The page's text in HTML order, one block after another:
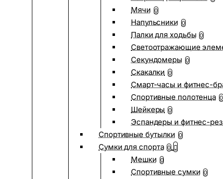
Мячи 0
Напульсники 0
Палки для ходьбы 0
Светоотражающие
Секундомеры 0
Скакалки 0
Смарт-часы и фитнес-
Спортивные полотенца 0
Шейкеры 0
Эспандеры и фитнес-
Спортивные бутылки 0
Сумки для спорта 0
Мешки 0
Спортивные сумки 0